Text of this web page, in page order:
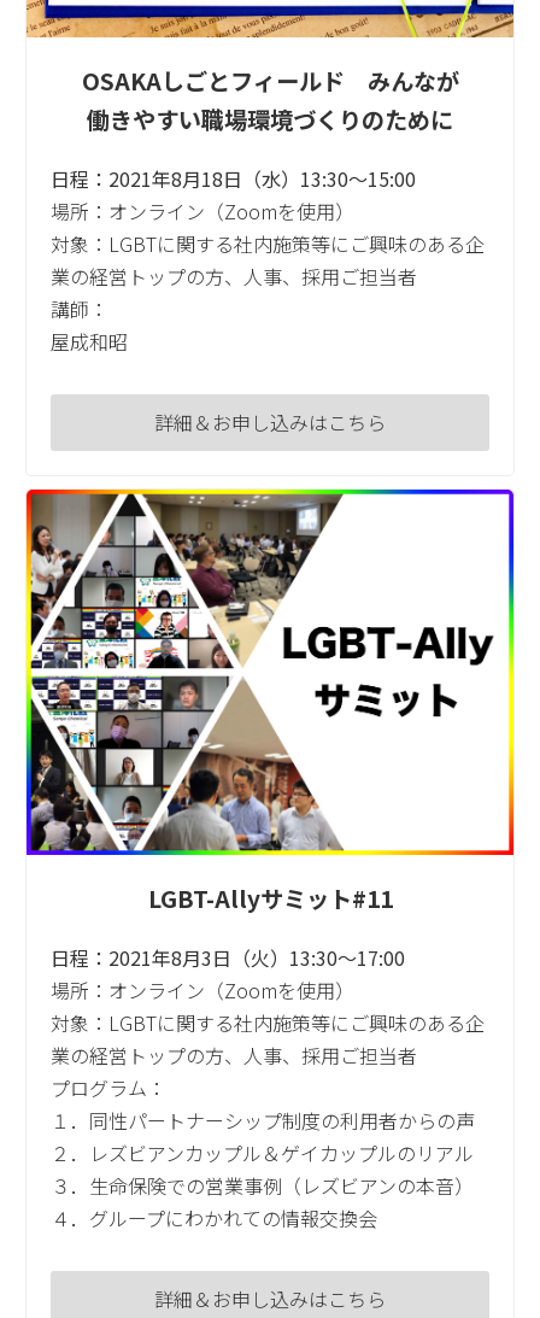
OSAKAしごとフィールド みんなが
働きやすい職場環境づくりのために
日程：2021年8月18日（水）13:30～15:00
場所：オンライン（Zoomを使用）
対象：LGBTに関する社内施策等にご興味のある企
業の経営トップの方、人事、採用ご担当者
講師：
屋成和昭
詳細＆お申し込みはこちら
LGBT-Allyサミット#11
日程：2021年8月3日（火）13:30～17:00
場所：オンライン（Zoomを使用）
対象：LGBTに関する社内施策等にご興味のある企
業の経営トップの方、人事、採用ご担当者
プログラム：
１．同性パートナーシップ制度の利用者からの声
２．レズビアンカップル＆ゲイカップルのリアル
３．生命保険での営業事例（レズビアンの本音）
４．グループにわかれての情報交換会
詳細＆お申し込みはこちら